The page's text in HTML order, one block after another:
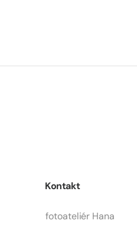
Kontakt
fotoateliér Hana